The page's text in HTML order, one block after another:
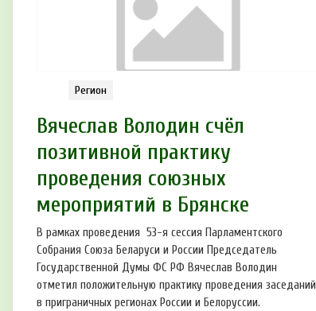
Регион
Вячеслав Володин счёл
позитивной практику
проведения союзных
мероприятий в Брянске
В рамках проведения 53-я сессия Парламентского
Собрания Союза Беларуси и России Председатель
Государственной Думы ФС РФ Вячеслав Володин
отметил положительную практику проведения заседаний
в приграничных регионах России и Белоруссии.